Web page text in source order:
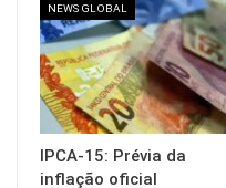
NEWS GLOBAL
IPCA-15: Prévia da
inflação oficial